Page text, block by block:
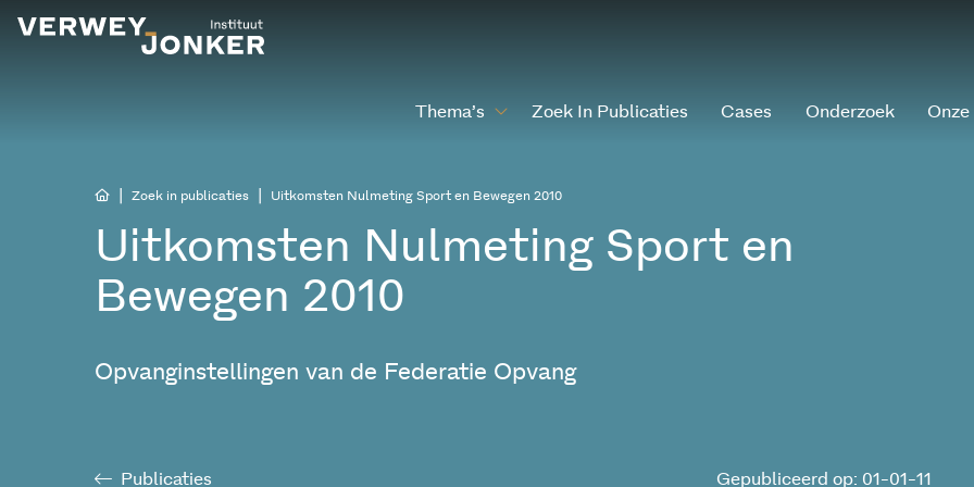
Thema’s Zoek In Publicaties Cases Onderzoek
Zoek in publicaties Uitkomsten Nulmeting Sport en Bewegen 2010
Uitkomsten Nulmeting Sport en
Bewegen 2010
Opvanginstellingen van de Federatie Opvang
Publicaties Gepubliceerd op: 01-01-11